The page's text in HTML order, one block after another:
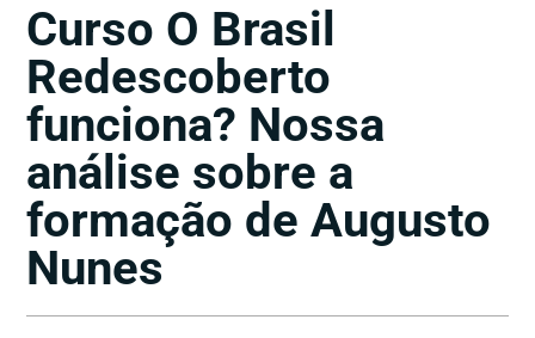
Curso O Brasil
Redescoberto
funciona? Nossa
análise sobre a
formação de Augusto
Nunes